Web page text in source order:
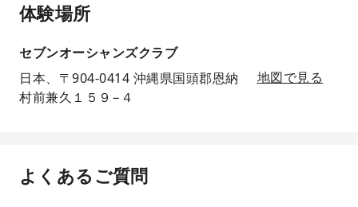
体験場所
セブンオーシャンズクラブ
日本、〒904-0414 沖縄県国頭郡恩納
村前兼久１５９−４
地図で見る
よくあるご質問